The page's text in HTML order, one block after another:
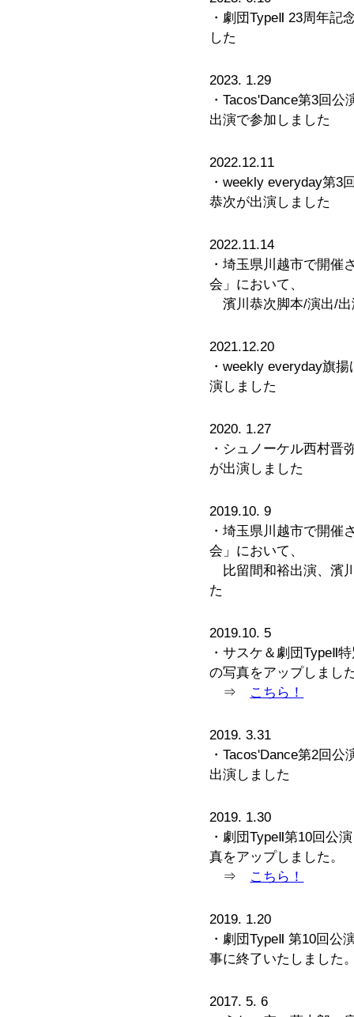
・劇団TypeⅡ 23周年
した
2023. 1.29
・Tacos'Dance第3回
出演で参加しました
2022.12.11
・weekly everyday第3
恭次が出演しました
2022.11.14
・埼玉県川越市で開催
会」において、
濱川恭次脚本/演出/
2021.12.20
・weekly everyday旗
演しました
2020. 1.27
・シュノーケル西村晋
が出演しました
2019.10. 9
・埼玉県川越市で開催
会」において、
比留間和裕出演、濱
た
2019.10. 5
・サスケ＆劇団TypeⅡ
の写真をアップしまし
⇒ こちら！
2019. 3.31
・Tacos'Dance第2回
出演しました
2019. 1.30
・劇団TypeⅡ第10回公
真をアップしました。
⇒ こちら！
2019. 1.20
・劇団TypeⅡ 第10回
事に終了いたしました
2017. 5. 6